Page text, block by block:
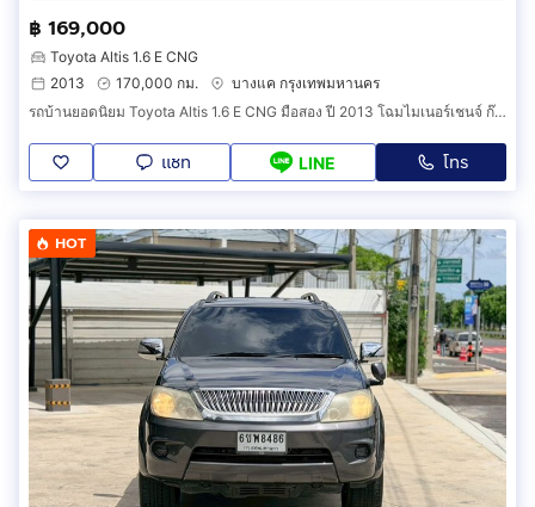
฿ 169,000
Toyota Altis 1.6 E CNG
2013
170,000 กม.
บางแค กรุงเทพมหานคร
รถบ้านยอดนิยม Toyota Altis 1.6 E CNG มือสอง ปี 2013 โฉมไมเนอร์เชนจ์ ก๊าซศูนย์แท้ประหยัดสูงสุด (DCI0)
แชท LINE โทร
HOT